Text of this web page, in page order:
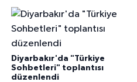
Diyarbakır'da "Türkiye
Sohbetleri" toplantısı
düzenlendi